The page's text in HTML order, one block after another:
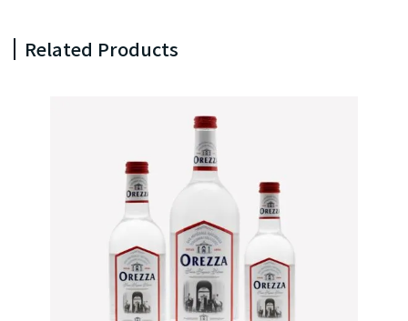
Related Products